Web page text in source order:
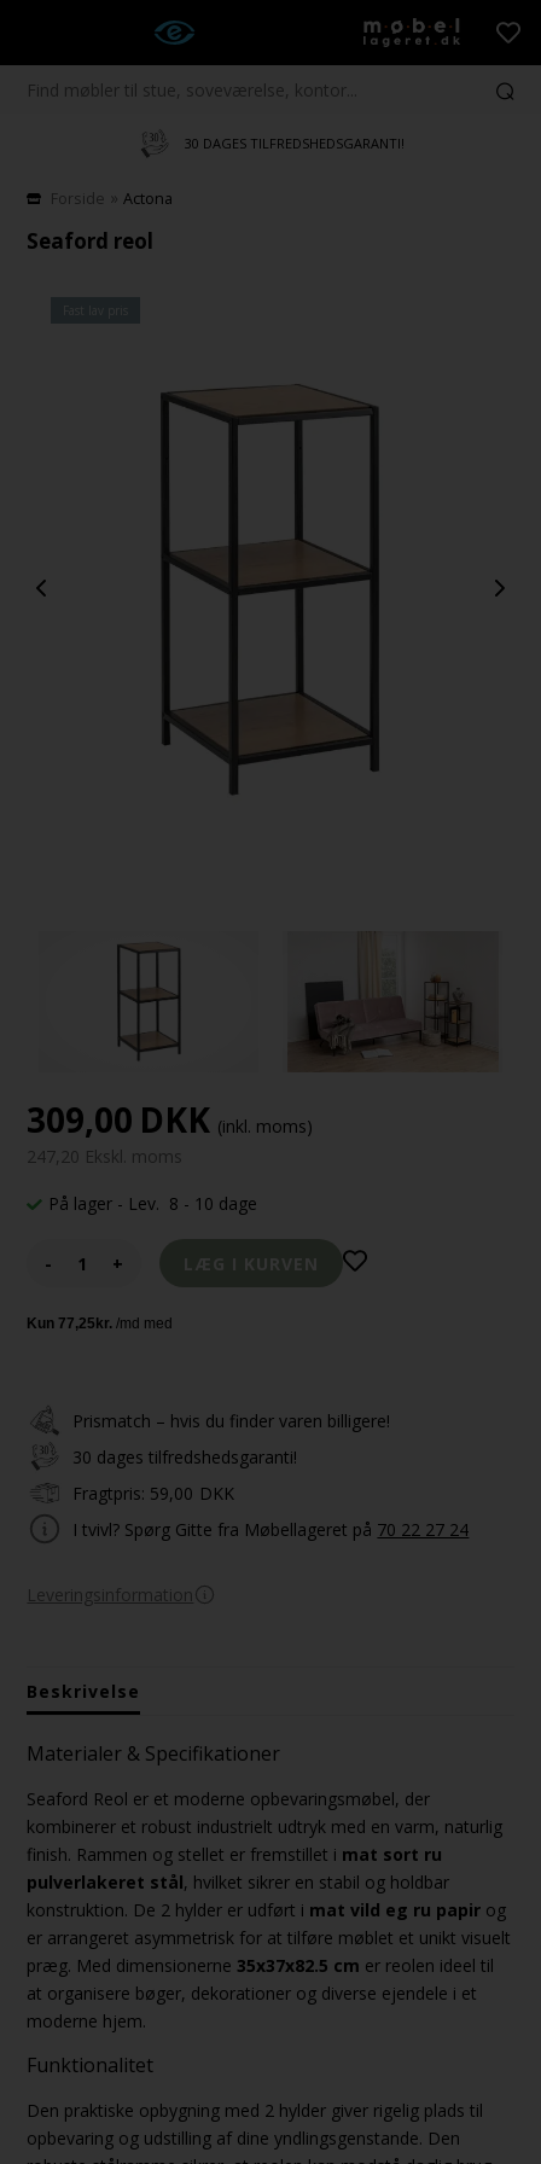
30 DAGES TILFREDSHEDSGARANTI!
Forside »Actona
Seaford reol
309,00 DKK (inkl. moms)
247,20 Ekskl. moms
På lager - Lev. 8 - 10 dage
- +
Prismatch – hvis du finder varen billigere!
30 dages tilfredshedsgaranti!
Fragtpris: 59,00 DKK
I tvivl? Spørg Gitte fra Møbellageret på 70 22 27 24
Leveringsinformation
Beskrivelse
Materialer & Specifikationer
Seaford Reol er et moderne opbevaringsmøbel, der
kombinerer et robust industrielt udtryk med en varm, naturlig
finish. Rammen og stellet er fremstillet i mat sort ru
pulverlakeret stål, hvilket sikrer en stabil og holdbar
konstruktion. De 2 hylder er udført i mat vild eg ru papir og
er arrangeret asymmetrisk for at tilføre møblet et unikt visuelt
præg. Med dimensionerne35x37x82.5 cm er reolen ideel til
at organisere bøger, dekorationer og diverse ejendele i et
moderne hjem.
Funktionalitet
Den praktiske opbygning med 2 hylder giver rigelig plads til
opbevaring og udstilling af dine yndlingsgenstande. Den